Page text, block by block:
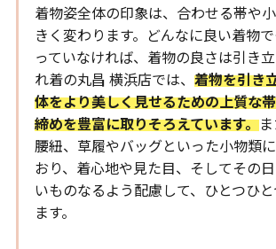
着物姿全体の印象は、合わせる帯や
きく変わります。どんなに良い着物
っていなければ、着物の良さは引き
れ着の丸昌 横浜店では、 着物を引き
体をより美しく見せるための上質な
締めを豊富に取りそろえています。
腰紐、草履やバッグといった小物類
おり、着心地や見た目、そしてその
いものなるよう配慮して、ひとつひ
ます。